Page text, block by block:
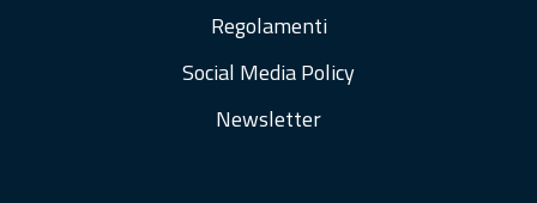
Regolamenti
Social Media Policy
Newsletter